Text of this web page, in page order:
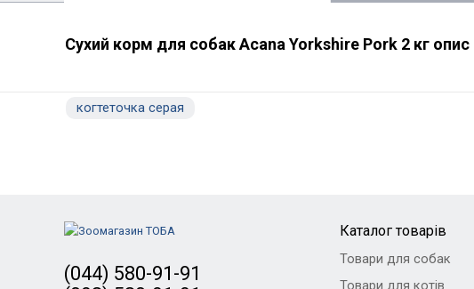
Сухий корм для собак Acana Yorkshire Pork 2 кг опис
когтеточка серая
(044) 580-91-91
Каталог товарів
Товари для собак
Товари для котів